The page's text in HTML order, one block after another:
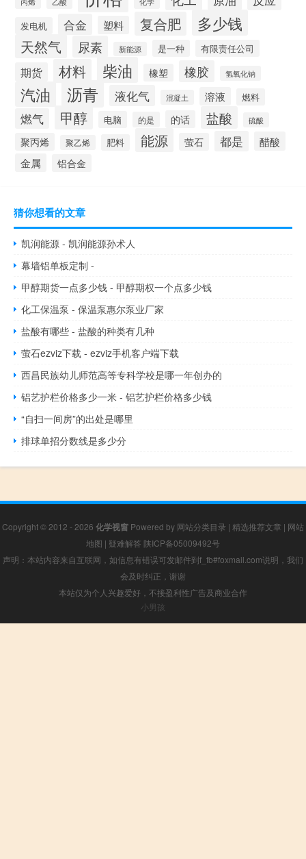
发电机 合金 塑料 复合肥 多少钱
天然气 尿素 新能源 是一种 有限责任公司
期货 材料 柴油 橡塑 橡胶 氢氧化钠
汽油 沥青 液化气 混凝土 溶液 燃料
燃气 甲醇 电脑 的是 的话 盐酸 硫酸
聚丙烯 聚乙烯 肥料 能源 萤石 都是 醋酸
金属 铝合金
猜你想看的文章
凯润能源 - 凯润能源孙术人
幕墙铝单板定制 -
甲醇期货一点多少钱 - 甲醇期权一个点多少钱
化工保温泵 - 保温泵惠尔泵业厂家
盐酸有哪些 - 盐酸的种类有几种
萤石ezviz下载 - ezviz手机客户端下载
西昌民族幼儿师范高等专科学校是哪一年创办的
铝艺护栏价格多少一米 - 铝艺护栏价格多少钱
“自扫一间房”的出处是哪里
排球单招分数线是多少分
Copyright © 2012 - 2026 化学视窗 Powered by 网站分类目录 | 精选推荐文章 | 网站
地图 | 疑难解答 陕ICP备05009492号
声明：本站内容来自互联网，如信息有错误可发邮件到f_fb#foxmail.com说明，我们
会及时纠正，谢谢
本站仅为个人兴趣爱好，不接盈利性广告及商业合作
小男孩